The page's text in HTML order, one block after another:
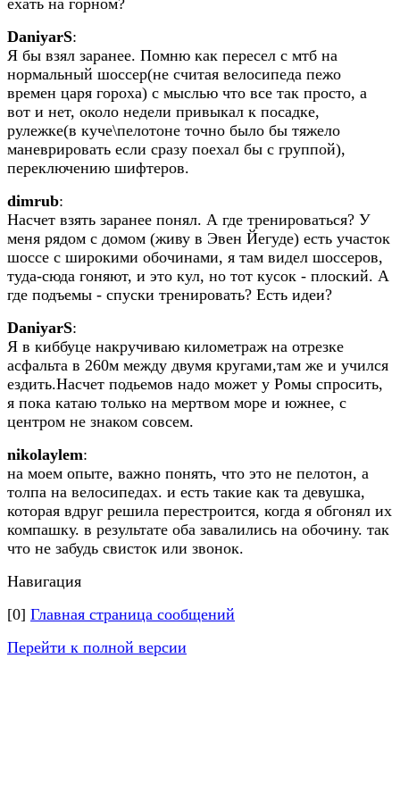
ехать на горном?
DaniyarS:
Я бы взял заранее. Помню как пересел с мтб на
нормальный шоссер(не считая велосипеда пежо
времен царя гороха) с мыслью что все так просто, а
вот и нет, около недели привыкал к посадке,
рулежке(в куче\пелотоне точно было бы тяжело
маневрировать если сразу поехал бы с группой),
переключению шифтеров.
dimrub:
Насчет взять заранее понял. А где тренироваться? У
меня рядом с домом (живу в Эвен Йегуде) есть участок
шоссе с широкими обочинами, я там видел шоссеров,
туда-сюда гоняют, и это кул, но тот кусок - плоский. А
где подъемы - спуски тренировать? Есть идеи?
DaniyarS:
Я в киббуце накручиваю километраж на отрезке
асфальта в 260м между двумя кругами,там же и учился
ездить.Насчет подьемов надо может у Ромы спросить,
я пока катаю только на мертвом море и южнее, с
центром не знаком совсем.
nikolaylem:
на моем опыте, важно понять, что это не пелотон, а
толпа на велосипедах. и есть такие как та девушка,
которая вдруг решила перестроится, когда я обгонял их
компашку. в результате оба завалились на обочину. так
что не забудь свисток или звонок.
Навигация
[0] Главная страница сообщений
Перейти к полной версии